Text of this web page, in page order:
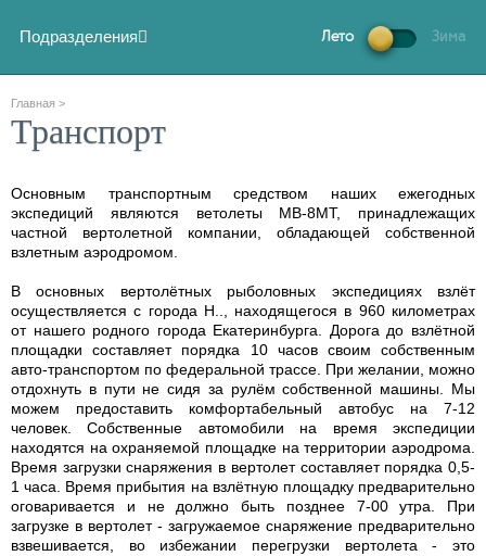
Подразделения Лето Зима
Главная >
Транспорт
Основным транспортным средством наших ежегодных
экспедиций являются ветолеты МB-8МТ, принадлежащих
частной вертолетной компании, обладающей собственной
взлетным аэродромом.
В основных вертолётных рыболовных экспедициях взлёт
осуществляется с города Н.., находящегося в 960 километрах
от нашего родного города Екатеринбурга. Дорога до взлётной
площадки составляет порядка 10 часов своим собственным
авто-транспортом по федеральной трассе. При желании, можно
отдохнуть в пути не сидя за рулём собственной машины. Мы
можем предоставить комфортабельный автобус на 7-12
человек. Собственные автомобили на время экспедиции
находятся на охраняемой площадке на территории аэродрома.
Время загрузки снаряжения в вертолет составляет порядка 0,5-
1 часа. Время прибытия на взлётную площадку предварительно
оговаривается и не должно быть позднее 7-00 утра. При
загрузке в вертолет - загружаемое снаряжение предварительно
взвешивается, во избежании перегрузки вертолета - это